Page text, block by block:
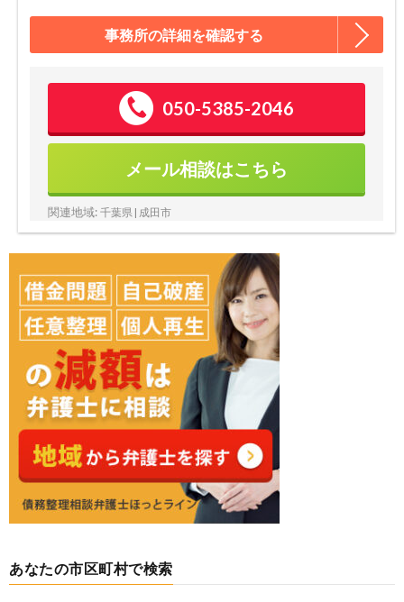
事務所の詳細を確認する
050-5385-2046
メール相談はこちら
関連地域: 千葉県 | 成田市
あなたの市区町村で検索